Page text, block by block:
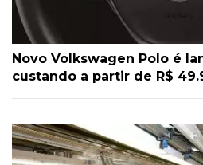
Novo Volkswagen Polo é
custando a partir de R$